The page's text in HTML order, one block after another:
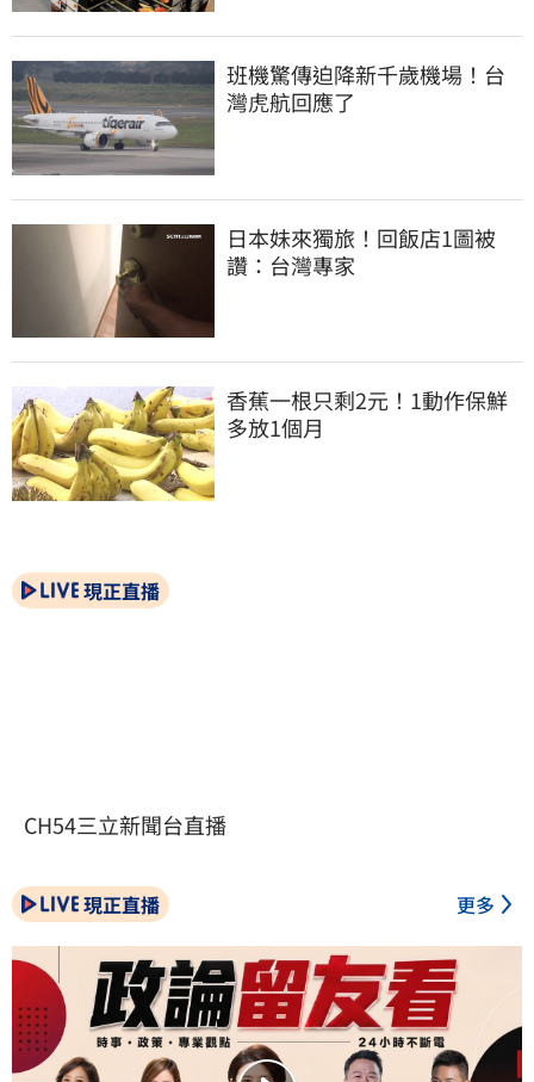
班機驚傳迫降新千歲機場！台
灣虎航回應了
日本妹來獨旅！回飯店1圖被
讚：台灣專家
香蕉一根只剩2元！1動作保鮮
多放1個月
現正直播
CH54三立新聞台直播
現正直播 更多